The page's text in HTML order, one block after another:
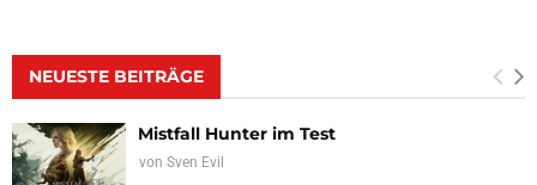
NEUESTE BEITRÄGE
Mistfall Hunter im Test
von Sven Evil